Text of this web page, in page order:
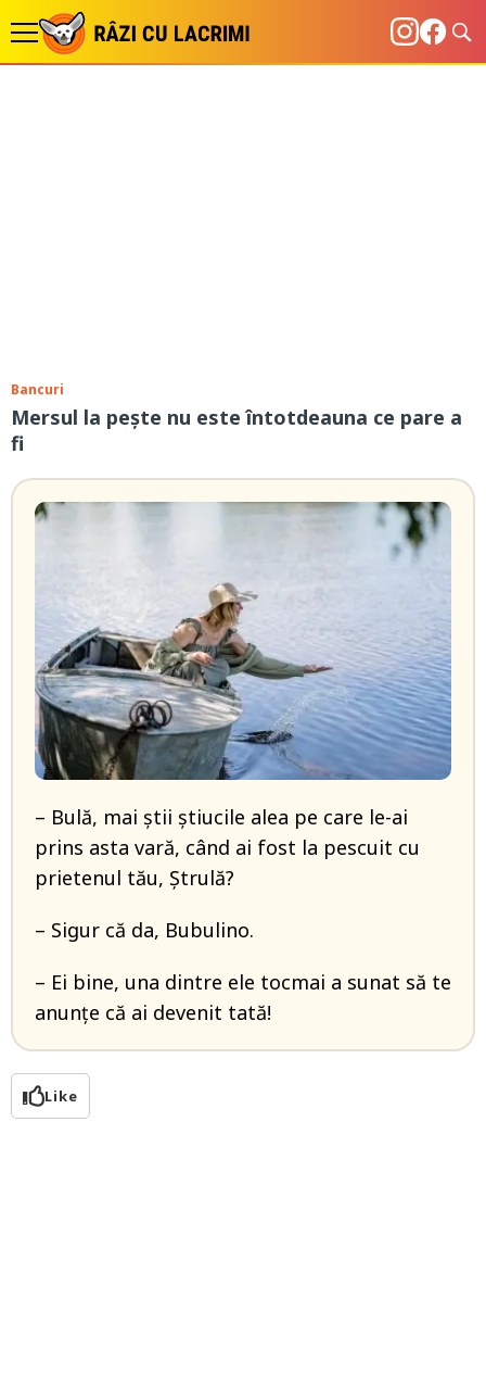
Bancuri
Mersul la pește nu este întotdeauna ce pare a
fi
– Bulă, mai știi ştiucile alea pe care le-ai
prins asta vară, când ai fost la pescuit cu
prietenul tău, Ștrulă?
– Sigur că da, Bubulino.
– Ei bine, una dintre ele tocmai a sunat să te
anunţe că ai devenit tată!
Like